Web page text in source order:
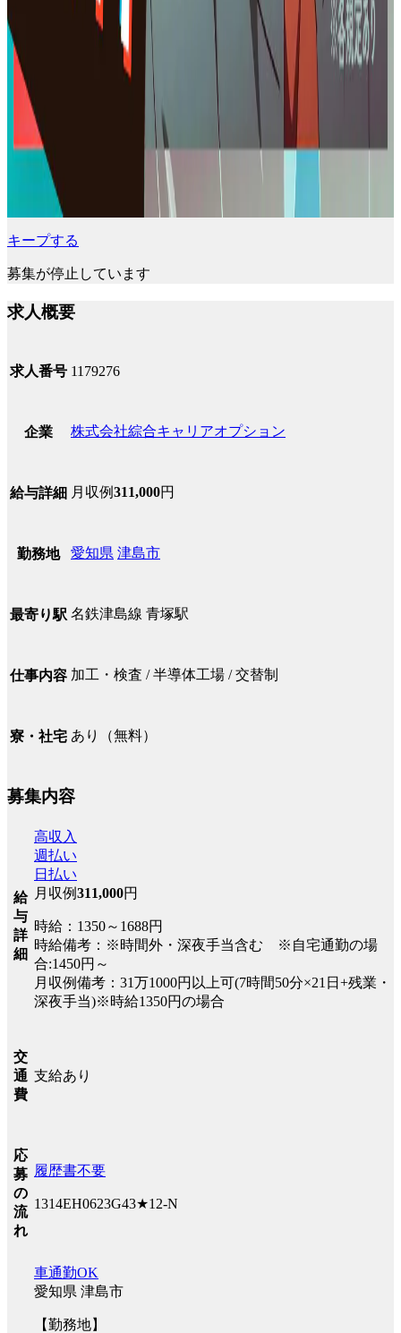
キープする
募集が停止しています
求人概要
求人番号 1179276
企業 株式会社綜合キャリアオプション
給与詳細 月収例311,000円
勤務地 愛知県 津島市
最寄り駅 名鉄津島線 青塚駅
仕事内容 加工・検査 / 半導体工場 / 交替制
寮・社宅 あり（無料）
募集内容
給
与
詳
細
高収入
週払い
日払い
月収例311,000円
時給：1350～1688円
時給備考：※時間外・深夜手当含む ※自宅通勤の場
合:1450円～
月収例備考：31万1000円以上可(7時間50分×21日+残業・
深夜手当)※時給1350円の場合
交
通
費
支給あり
応
募
の
流
れ
履歴書不要
1314EH0623G43★12-N
車通勤OK
愛知県 津島市
【勤務地】